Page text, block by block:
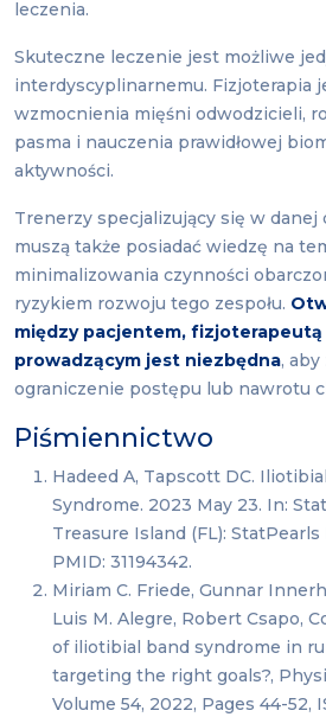
leczenia.
Skuteczne leczenie jest możliwe
interdyscyplinarnemu. Fizjoterapia
wzmocnienia mięśni odwodzicieli,
pasma i nauczenia prawidłowej
aktywności.
Trenerzy specjalizujący się w
muszą także posiadać wiedzę na
minimalizowania czynności
ryzykiem rozwoju tego zespołu.
między pacjentem, fizjoterapeutą
prowadzącym jest niezbędna,
ograniczenie postępu lub nawrotu
Piśmiennictwo
Hadeed A, Tapscott DC.
Syndrome. 2023 May 23. In:
Treasure Island (FL):
PMID: 31194342.
Miriam C. Friede, Gunnar
Luis M. Alegre, Robert Csapo,
of iliotibial band syndrome in
targeting the right goals?,
Volume 54, 2022, Pages 44-52,